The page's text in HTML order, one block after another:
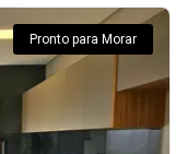
Pronto para Morar